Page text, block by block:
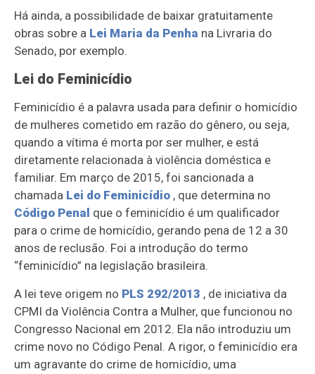
Há ainda, a possibilidade de baixar gratuitamente
obras sobre a Lei Maria da Penha na Livraria do
Senado, por exemplo.
Lei do Feminicídio
Feminicídio é a palavra usada para definir o homicídio
de mulheres cometido em razão do gênero, ou seja,
quando a vítima é morta por ser mulher, e está
diretamente relacionada à violência doméstica e
familiar. Em março de 2015, foi sancionada a
chamada Lei do Feminicídio , que determina no
Código Penal que o feminicídio é um qualificador
para o crime de homicídio, gerando pena de 12 a 30
anos de reclusão. Foi a introdução do termo
“feminicídio” na legislação brasileira.
A lei teve origem no PLS 292/2013 , de iniciativa da
CPMI da Violência Contra a Mulher, que funcionou no
Congresso Nacional em 2012. Ela não introduziu um
crime novo no Código Penal. A rigor, o feminicídio era
um agravante do crime de homicídio, uma